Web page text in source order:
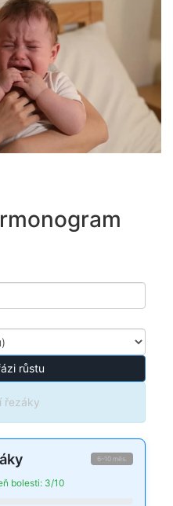
růstu
řezáky
6–10 měs.
bolesti: 3/10